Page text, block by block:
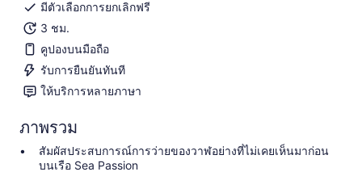
มีตัวเลือกการยกเลิกฟรี
3 ชม.
คูปองบนมือถือ
รับการยืนยันทันที
ให้บริการหลายภาษา
ภาพรวม
สัมผัสประสบการณ์การว่ายของวาฬอย่างที่ไม่เคยเห็นมาก่อน
บนเรือ Sea Passion